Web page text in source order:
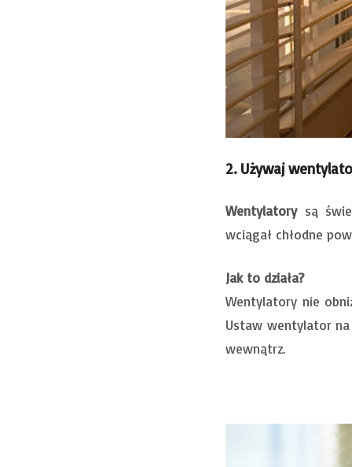
2. Używaj
Wentylatorysą
wciągał chłodne
Jak to działa?
Wentylatory nie
Ustaw wentylator
wewnątrz.